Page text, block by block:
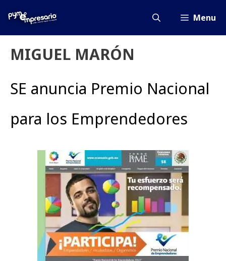
Menu
MIGUEL MARÓN
SE anuncia Premio Nacional
para los Emprendedores